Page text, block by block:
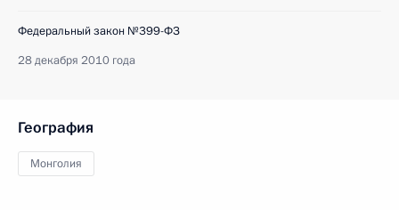
Федеральный закон №399-ФЗ
28 декабря 2010 года
География
Монголия